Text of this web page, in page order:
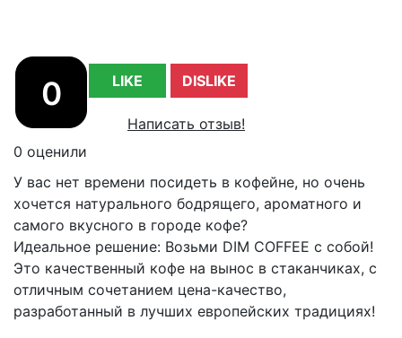
0 LIKE DISLIKE
Написать отзыв!
0 оценили
У вас нет времени посидеть в кофейне, но очень
хочется натурального бодрящего, ароматного и
самого вкусного в городе кофе?
Идеальное решение: Возьми DIM COFFEE с собой!
Это качественный кофе на вынос в стаканчиках, с
отличным сочетанием цена-качество,
разработанный в лучших европейских традициях!